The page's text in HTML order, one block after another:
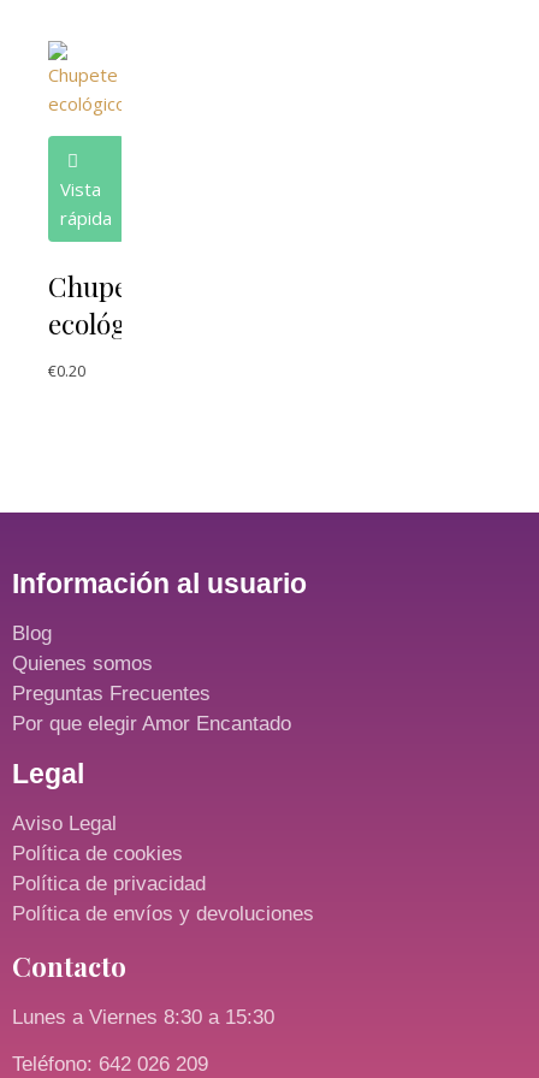
Vista
rápida
Chupete
ecológico
€0.20
Información al usuario
Blog
Quienes somos
Preguntas Frecuentes
Por que elegir Amor Encantado
Legal
Aviso Legal
Política de cookies
Política de privacidad
Política de envíos y devoluciones
Contacto
Lunes a Viernes 8:30 a 15:30
Teléfono: 642 026 209